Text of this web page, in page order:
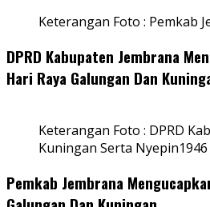
Keterangan Foto : Pemkab
DPRD Kabupaten Jembrana
Hari Raya Galungan Dan
Keterangan Foto : DPRD
Kuningan Serta Nyepin1946
Pemkab Jembrana